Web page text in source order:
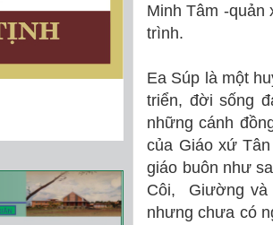
Minh Tâm -quản
trình.
Ea Súp là một
triển, đời sống
những cánh
của Giáo xứ
giáo buôn như
Côi, Giường và
nhưng chưa có